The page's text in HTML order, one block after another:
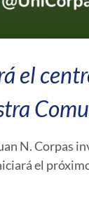
el
N. Corpas
el